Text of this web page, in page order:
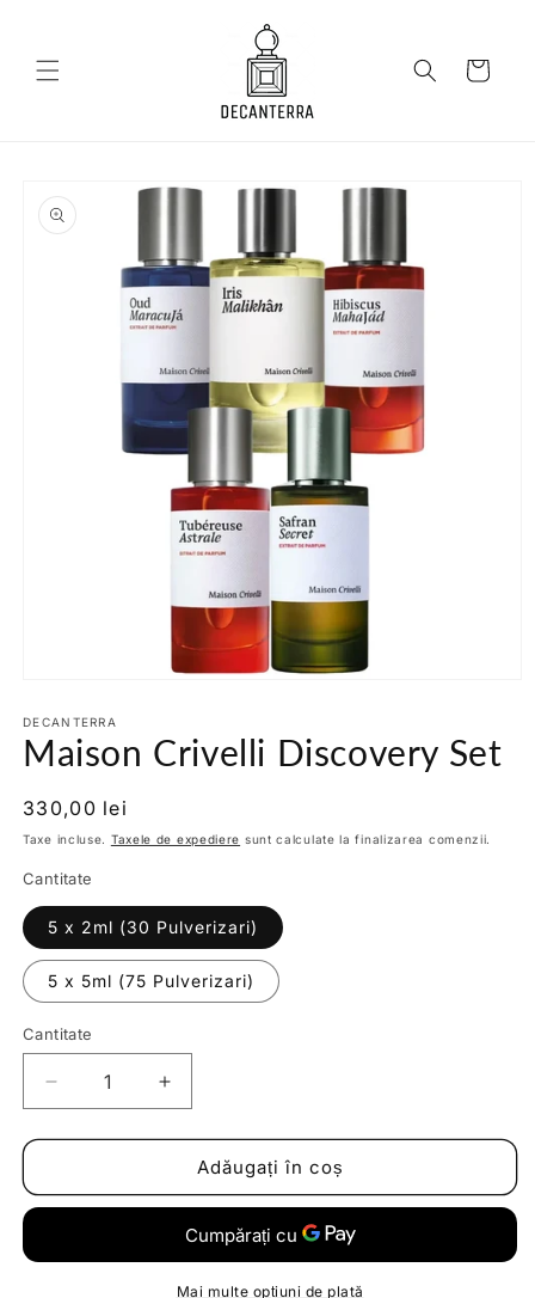
Coș
despre
produs
media
1
într-
modală
DECANTERRA
Maison Crivelli Discovery Set
Preț
obișnuit
330,00 lei
Taxe incluse. Taxele de expediere sunt calculate la finalizarea comenzii.
Cantitate
5 x 2ml (30 Pulverizari)
5 x 5ml (75 Pulverizari)
Cantitate
Reduceți
cantitatea
pentru
Crivelli
Creșteți
cantitatea
pentru
Maison
Crivelli
Set
Adăugați în coș
Mai multe opțiuni de plată